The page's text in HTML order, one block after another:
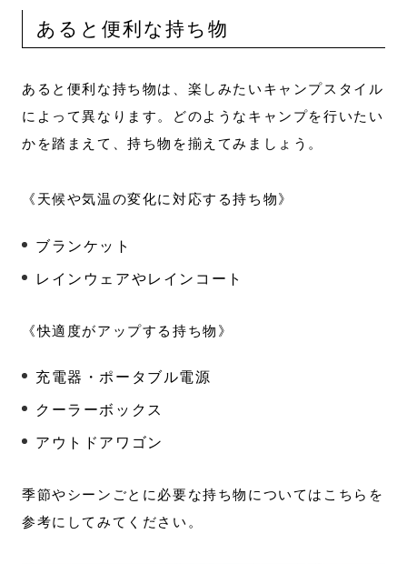
あると便利な持ち物
あると便利な持ち物は、楽しみたいキャンプスタイル
によって異なります。どのようなキャンプを行いたい
かを踏まえて、持ち物を揃えてみましょう。
《天候や気温の変化に対応する持ち物》
ブランケット
レインウェアやレインコート
《快適度がアップする持ち物》
充電器・ポータブル電源
クーラーボックス
アウトドアワゴン
季節やシーンごとに必要な持ち物についてはこちらを
参考にしてみてください。